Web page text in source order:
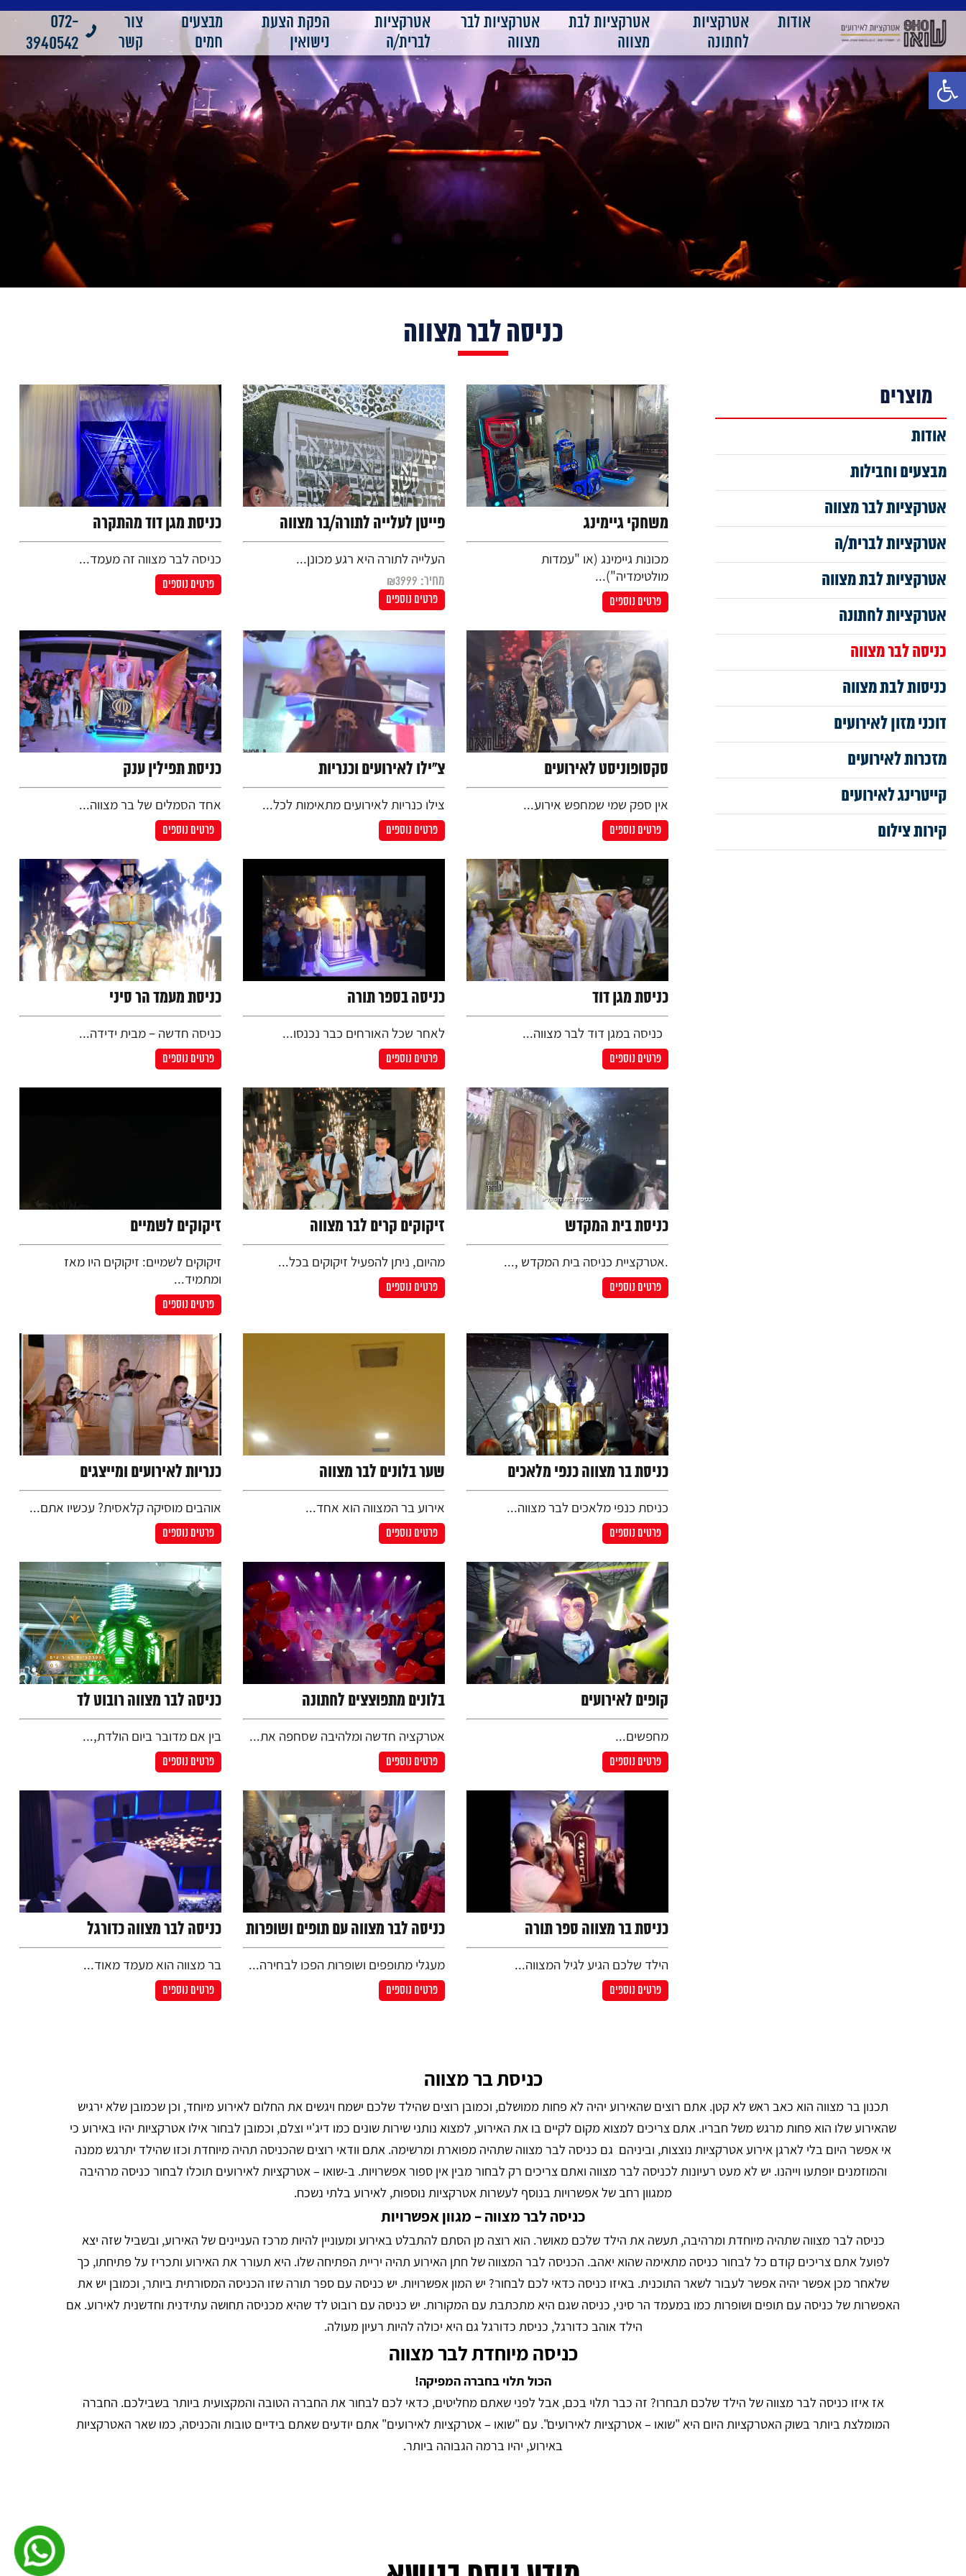
פתח סרגל נגישות
אודות
אטרקציות
לחתונה
אטרקציות לבת
מצווה
אטרקציות לבר
מצווה
אטרקציות
לברית/ה
הפקת הצעת
נישואין
מבצעים
חמים
צור
קשר
072-
3940542
כניסה לבר מצווה
מוצרים
אודות
מבצעים וחבילות
אטרקציות לבר מצווה
אטרקציות לברית/ה
אטרקציות לבת מצווה
אטרקציות לחתונה
כניסה לבר מצווה
כניסות לבת מצווה
דוכני מזון לאירועים
מזכרות לאירועים
קייטרינג לאירועים
קירות צילום
משחקי גיימינג
מכונות גיימינג (או "עמדות
מולטימדיה")...
פרטים נוספים
פייטן לעלייה לתורה/בר מצווה
העלייה לתורה היא רגע מכונן...
מחיר: ₪3999
פרטים נוספים
כניסת מגן דוד מהתקרה
כניסה לבר מצווה זה מעמד...
פרטים נוספים
סקסופוניסט לאירועים
אין ספק שמי שמחפש אירוע...
פרטים נוספים
צ"ילו לאירועים וכנריות
צילו כנריות לאירועים מתאימות לכל...
פרטים נוספים
כניסת תפילין ענק
אחד הסמלים של בר מצווה...
פרטים נוספים
כניסת מגן דוד
כניסה במגן דוד לבר מצווה...
פרטים נוספים
כניסה בספר תורה
לאחר שכל האורחים כבר נכנסו...
פרטים נוספים
כניסת מעמד הר סיני
כניסה חדשה – מבית ידידה...
פרטים נוספים
כניסת בית המקדש
.אטרקציית כניסה בית המקדש ,...
פרטים נוספים
זיקוקים קרים לבר מצווה
מהיום, ניתן להפעיל זיקוקים בכל...
פרטים נוספים
זיקוקים לשמיים
זיקוקים לשמיים: זיקוקים היו מאז
ומתמיד...
פרטים נוספים
כניסת בר מצווה כנפי מלאכים
כניסת כנפי מלאכים לבר מצווה...
פרטים נוספים
שער בלונים לבר מצווה
אירוע בר המצווה הוא אחד...
פרטים נוספים
כנריות לאירועים ומייצגים
אוהבים מוסיקה קלאסית? עכשיו אתם...
פרטים נוספים
קופים לאירועים
מחפשים...
פרטים נוספים
בלונים מתפוצצים לחתונה
אטרקציה חדשה ומלהיבה שסחפה את...
פרטים נוספים
כניסה לבר מצווה רובוט לד
בין אם מדובר ביום הולדת,...
פרטים נוספים
כניסת בר מצווה ספר תורה
הילד שלכם הגיע לגיל המצווה...
פרטים נוספים
כניסה לבר מצווה עם תופים ושופרות
מעגלי מתופפים ושופרות הפכו לבחירה...
פרטים נוספים
כניסה לבר מצווה כדורגל
בר מצווה הוא מעמד מאוד...
פרטים נוספים
כניסת בר מצווה
תכנון בר מצווה הוא כאב ראש לא קטן. אתם רוצים שהאירוע יהיה לא פחות ממושלם, וכמובן רוצים שהילד שלכם ישמח ויגשים את החלום לאירוע מיוחד, וכן שכמובן שלא ירגיש
שהאירוע שלו הוא פחות מרגש משל חבריו. אתם צריכים למצוא מקום לקיים בו את האירוע, למצוא נותני שירות שונים כמו דיג'יי וצלם, וכמובן לבחור אילו אטרקציות יהיו באירוע כי
אי אפשר היום בלי לארגן אירוע אטרקציות נוצצות, וביניהם גם כניסה לבר מצווה שתהיה מפוארת ומרשימה. אתם וודאי רוצים שהכניסה תהיה מיוחדת וכזו שהילד יתרגש ממנה
והמוזמנים יופתעו וייהנו. יש לא מעט רעיונות לכניסה לבר מצווה ואתם צריכים רק לבחור מבין אין ספור אפשרויות. ב-שואו – אטרקציות לאירועים תוכלו לבחור כניסה מרהיבה
ממגוון רחב של אפשרויות בנוסף לעשרות אטרקציות נוספות, לאירוע בלתי נשכח.
כניסה לבר מצווה – מגוון אפשרויות
כניסה לבר מצווה שתהיה מיוחדת ומרהיבה, תעשה את הילד שלכם מאושר. הוא רוצה מן הסתם להתבלט באירוע ומעוניין להיות מרכז העניינים של האירוע, ובשביל שזה יצא
לפועל אתם צריכים קודם כל לבחור כניסה מתאימה שהוא יאהב. הכניסה לבר המצווה של חתן האירוע תהיה יריית הפתיחה שלו. היא תעורר את האירוע ותכריז על פתיחתו, כך
שלאחר מכן אפשר יהיה אפשר לעבור לשאר התוכנית. באיזו כניסה כדאי לכם לבחור? יש המון אפשרויות. יש כניסה עם ספר תורה שזו הכניסה המסורתית ביותר, וכמובן יש את
האפשרות של כניסה עם תופים ושופרות כמו במעמד הר סיני, כניסה שגם היא מתכתבת עם המקורות. יש כניסה עם רובוט לד שהיא מכניסה תחושה עתידנית וחדשנית לאירוע. אם
הילד אוהב כדורגל, כניסת כדורגל גם היא יכולה להיות רעיון מעולה.
כניסה מיוחדת לבר מצווה
הכול תלוי בחברה המפיקה!
אז איזו כניסה לבר מצווה של הילד שלכם תבחרו? זה כבר תלוי בכם, אבל לפני שאתם מחליטים, כדאי לכם לבחור את החברה הטובה והמקצועית ביותר בשבילכם. החברה
המומלצת ביותר בשוק האטרקציות היום היא "שואו – אטרקציות לאירועים". עם "שואו – אטרקציות לאירועים" אתם יודעים שאתם בידיים טובות והכניסה, כמו שאר האטרקציות
באירוע, יהיו ברמה הגבוהה ביותר.